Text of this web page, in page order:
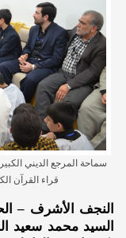
سماحة المرجع الديني
قراء القرآن
النجف الأشرف –
السيد محمد سعيد